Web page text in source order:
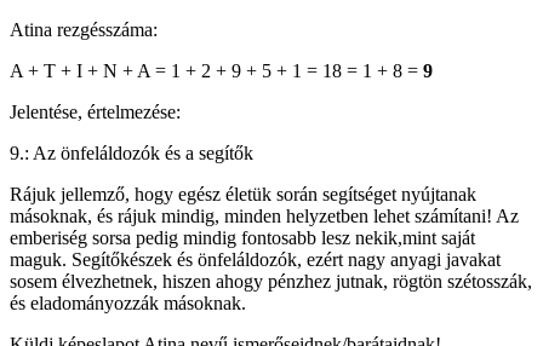
Atina rezgésszáma:
A + T + I + N + A = 1 + 2 + 9 + 5 + 1 = 18 = 1 + 8 = 9
Jelentése, értelmezése:
9.: Az önfeláldozók és a segítők
Rájuk jellemző, hogy egész életük során segítséget nyújtanak
másoknak, és rájuk mindig, minden helyzetben lehet számítani! Az
emberiség sorsa pedig mindig fontosabb lesz nekik,mint saját
maguk. Segítőkészek és önfeláldozók, ezért nagy anyagi javakat
sosem élvezhetnek, hiszen ahogy pénzhez jutnak, rögtön szétosszák,
és eladományozzák másoknak.